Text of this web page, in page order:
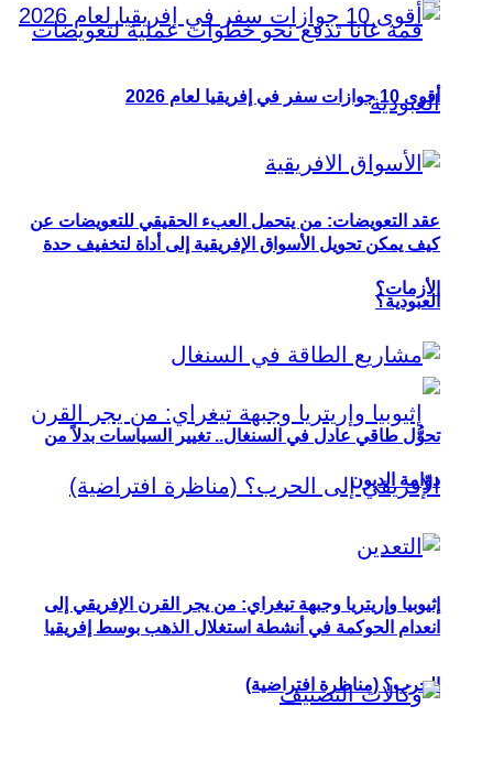
عقد التعويضات: من يتحمل العبء الحقيقي للتعويضات عن
العبودية؟
إثيوبيا وإريتريا وجبهة تيغراي: من يجر القرن الإفريقي إلى
الحرب؟ (مناظرة افتراضية)
أقوى 10 جوازات سفر في إفريقيا لعام 2026
كيف يمكن تحويل الأسواق الإفريقية إلى أداة لتخفيف حدة
الأزمات؟
تحوُّل طاقي عادل في السنغال.. تغيير السياسات بدلاً من
دوّامة الديون
انعدام الحوكمة في أنشطة استغلال الذهب بوسط إفريقيا